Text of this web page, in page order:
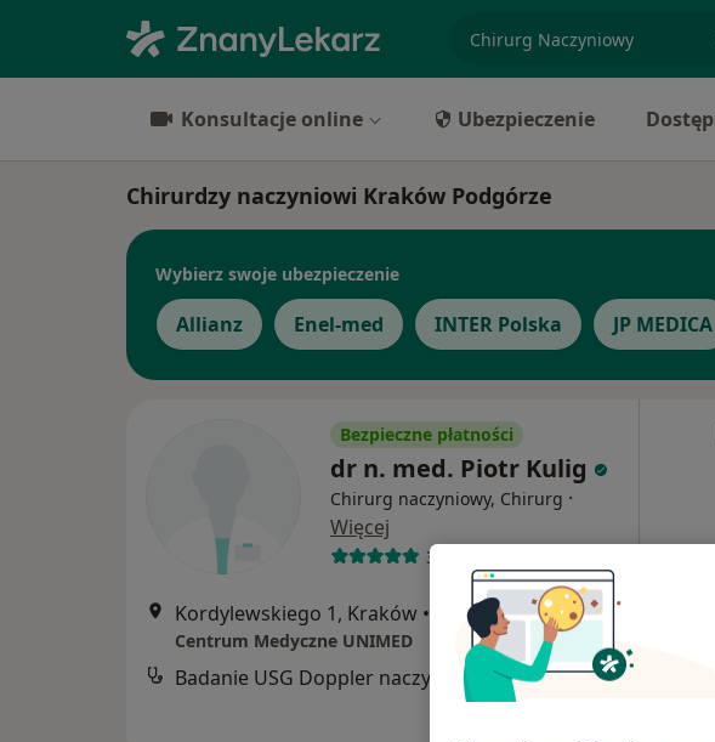
Konsultacje online Ubezpieczenie
Chirurdzy naczyniowi Kraków Podgórze
Wybierz swoje ubezpieczenie
Allianz Enel-med INTER Polska JP MEDICA
Bezpieczne płatności
dr n. med. Piotr Kulig
Chirurg naczyniowy, Chirurg ·
Więcej
31 opinii
Kordylewskiego 1, Kraków • Mapa
Centrum Medyczne UNIMED
Badanie USG Doppler naczyń wybranego obszaru + konsultacja specjalistyczna 400 zł